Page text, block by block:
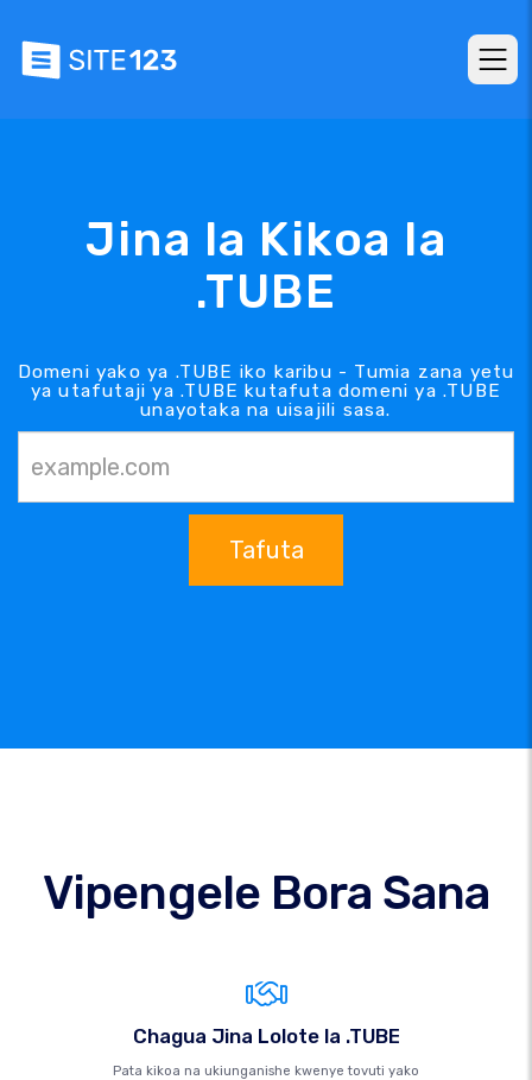
Jina la Kikoa la
.TUBE
Domeni yako ya .TUBE iko karibu - Tumia zana yetu
ya utafutaji ya .TUBE kutafuta domeni ya .TUBE
unayotaka na uisajili sasa.
Tafuta
Vipengele Bora Sana
Chagua Jina Lolote la .TUBE
Pata kikoa na ukiunganishe kwenye tovuti yako